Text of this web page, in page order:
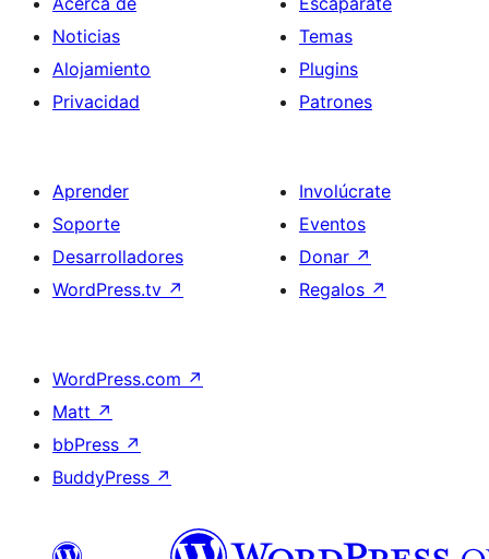
Noticias
Alojamiento
Privacidad
Temas
Plugins
Patrones
Aprender
Soporte
Desarrolladores
WordPress.tv ↗
Involúcrate
Eventos
Donar ↗
Regalos ↗
WordPress.com ↗
Matt ↗
bbPress ↗
BuddyPress ↗